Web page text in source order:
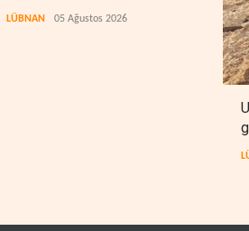
savaş suçu
LÜBNAN 05 Ağustos 2026 BATI